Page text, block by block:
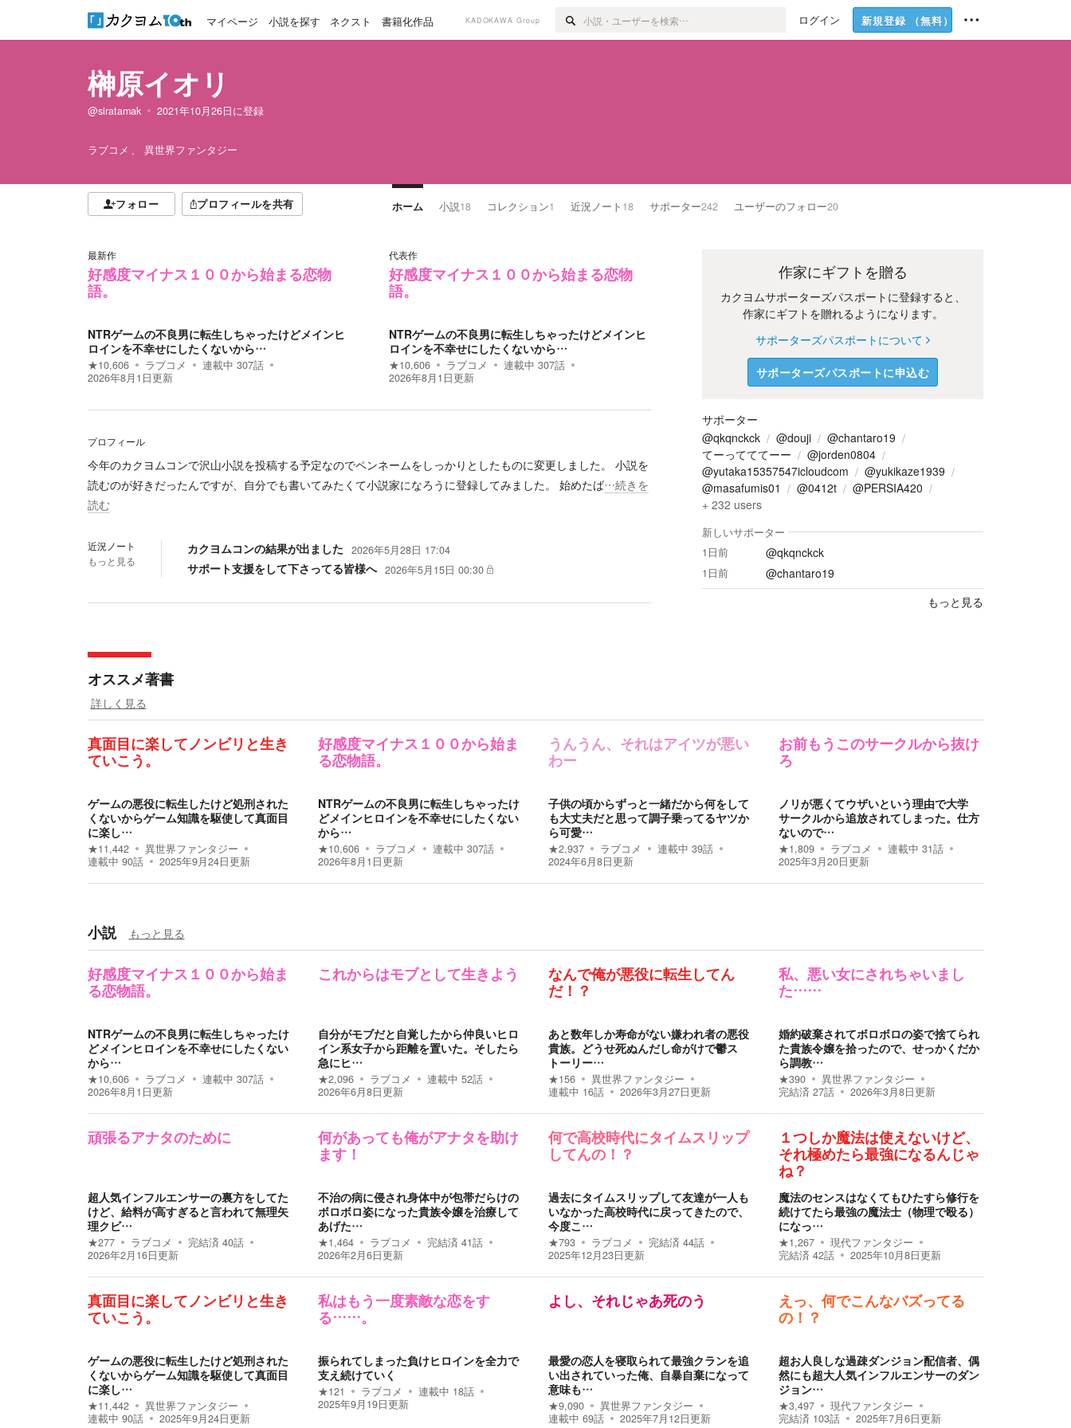
マイページ 小説を探す ネクスト 書籍化作品 KADOKAWA Group ログイン 新規登録 （無料）
榊原イオリ
@siratamak 2021年10月26日に登録
ラブコメ 異世界ファンタジー
フォロー プロフィールを共有 ホーム 小説18 コレクション1 近況ノート 18 サポーター242 ユーザーのフォロー20
最新作
好感度マイナス１００から始まる恋物
語。
NTRゲームの不良男に転生しちゃったけどメインヒ
ロインを不幸せにしたくないから…
★10,606 ラブコメ 連載中 307話
2026年8月1日更新
代表作
好感度マイナス１００から始まる恋物
語。
NTRゲームの不良男に転生しちゃったけどメインヒ
ロインを不幸せにしたくないから…
★10,606 ラブコメ 連載中 307話
2026年8月1日更新
プロフィール
今年のカクヨムコンで沢山小説を投稿する予定なのでペンネームをしっかりとしたものに変更しました。 小説を
読むのが好きだったんですが、自分でも書いてみたくて小説家になろうに登録してみました。 始めたば…続きを
読む
近況ノート
もっと見る
カクヨムコンの結果が出ました 2026年5月28日 17:04
サポート支援をして下さってる皆様へ 2026年5月15日 00:30
作家にギフトを贈る
カクヨムサポーターズパスポートに登録すると、
作家にギフトを贈れるようになります。
サポーターズパスポートについて
サポーターズパスポートに申込む
サポーター
@qkqnckck
@douji
@chantaro19
てーってててーー
@jorden0804
@yutaka15357547icloudcom
@yukikaze1939
@masafumis01
@0412t
@PERSIA420
+ 232 users
新しいサポーター
1日前
@qkqnckck
1日前
@chantaro19
もっと見る
オススメ著書
詳しく見る
真面目に楽してノンビリと生き
ていこう。
ゲームの悪役に転生したけど処刑された
くないからゲーム知識を駆使して真面目
に楽し…
★11,442
異世界ファンタジー
連載中 90話 2025年9月24日更新
好感度マイナス１００から始ま
る恋物語。
NTRゲームの不良男に転生しちゃったけ
どメインヒロインを不幸せにしたくない
から…
★10,606 ラブコメ 連載中 307話
2026年8月1日更新
うんうん、それはアイツが悪い
わー
子供の頃からずっと一緒だから何をして
も大丈夫だと思って調子乗ってるヤツか
ら可愛…
★2,937 ラブコメ 連載中 39話
2024年6月8日更新
お前もうこのサークルから抜け
ろ
ノリが悪くてウザいという理由で大学
サークルから追放されてしまった。仕方
ないので…
★1,809 ラブコメ 連載中 31話
2025年3月20日更新
小説 もっと見る
好感度マイナス１００から始ま
る恋物語。
NTRゲームの不良男に転生しちゃったけ
どメインヒロインを不幸せにしたくない
から…
★10,606 ラブコメ 連載中 307話
2026年8月1日更新
これからはモブとして生きよう
自分がモブだと自覚したから仲良いヒロ
イン系女子から距離を置いた。そしたら
急にヒ…
★2,096 ラブコメ 連載中 52話
2026年6月8日更新
なんで俺が悪役に転生してん
だ！？
あと数年しか寿命がない嫌われ者の悪役
貴族。どうせ死ぬんだし命がけで鬱ス
トーリー…
★156
異世界ファンタジー
連載中 16話 2026年3月27日更新
私、悪い女にされちゃいまし
た……
婚約破棄されてボロボロの姿で捨てられ
た貴族令嬢を拾ったので、せっかくだか
ら調教…
★390
異世界ファンタジー
完結済 27話 2026年3月8日更新
頑張るアナタのために
超人気インフルエンサーの裏方をしてた
けど、給料が高すぎると言われて無理矢
理クビ…
★277 ラブコメ 完結済 40話
2026年2月16日更新
何があっても俺がアナタを助け
ます！
不治の病に侵され身体中が包帯だらけの
ボロボロ姿になった貴族令嬢を治療して
あげた…
★1,464 ラブコメ 完結済 41話
2026年2月6日更新
何で高校時代にタイムスリップ
してんの！？
過去にタイムスリップして友達が一人も
いなかった高校時代に戻ってきたので、
今度こ…
★793 ラブコメ 完結済 44話
2025年12月23日更新
１つしか魔法は使えないけど、
それ極めたら最強になるんじゃ
ね？
魔法のセンスはなくてもひたすら修行を
続けてたら最強の魔法士（物理で殴る）
になっ…
★1,267
現代ファンタジー
完結済 42話 2025年10月8日更新
真面目に楽してノンビリと生き
ていこう。
ゲームの悪役に転生したけど処刑された
くないからゲーム知識を駆使して真面目
に楽し…
★11,442
異世界ファンタジー
連載中 90話 2025年9月24日更新
私はもう一度素敵な恋をす
る……。
振られてしまった負けヒロインを全力で
支え続けていく
★121 ラブコメ 連載中 18話
2025年9月19日更新
よし、それじゃあ死のう
最愛の恋人を寝取られて最強クランを追
い出されていった俺、自暴自棄になって
意味も…
★9,090
異世界ファンタジー
連載中 69話 2025年7月12日更新
えっ、何でこんなバズってる
の！？
超お人良しな過疎ダンジョン配信者、偶
然にも超大人気インフルエンサーのダン
ジョン…
★3,497
現代ファンタジー
完結済 103話 2025年7月6日更新